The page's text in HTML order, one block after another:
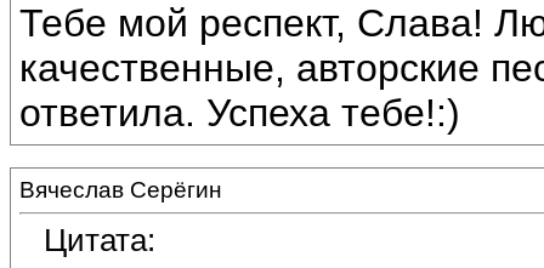
Тебе мой респект, Слава!
качественные, авторские
ответила. Успеха тебе!:)
Вячеслав Серёгин
Цитата: